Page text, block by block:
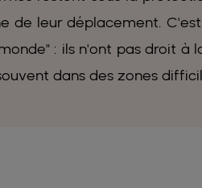
de leur déplacement.
: ils n'ont pas droit
dans des zones